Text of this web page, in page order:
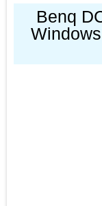
Benq